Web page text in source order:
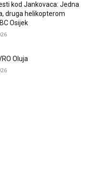
kod Jankovaca: Jedna
druga helikopterom
Osijek
Oluja